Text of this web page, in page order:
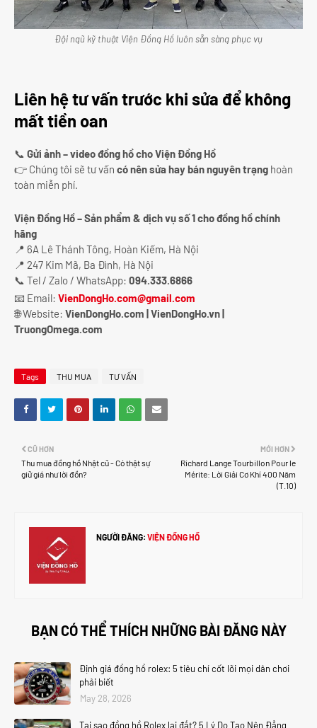
Đội ngũ kỹ thuật Viện Đồng Hồ luôn sẵn sàng phục vụ
Liên hệ tư vấn trước khi sửa để không
mất tiền oan
📞 Gửi ảnh – video đồng hồ cho Viện Đồng Hồ
👉 Chúng tôi sẽ tư vấn có nên sửa hay bán nguyên trạng hoàn
toàn miễn phí.
Viện Đồng Hồ – Sản phẩm & dịch vụ số 1 cho đồng hồ chính
hãng
📍 6A Lê Thánh Tông, Hoàn Kiếm, Hà Nội
📍 247 Kim Mã, Ba Đình, Hà Nội
📞 Tel / Zalo / WhatsApp: 094.333.6866
📧 Email: VienDongHo.com@gmail.com
🌐 Website: VienDongHo.com | VienDongHo.vn |
TruongOmega.com
Tags THU MUA TƯ VẤN
MỚI HƠN
Richard Lange Tourbillon Pour le
Mérite: Lời Giải Cơ Khí 400 Năm
(T.10)
CŨ HƠN
Thu mua đồng hồ Nhật cũ - Có thật sự
giữ giá như lời đồn?
NGƯỜI ĐĂNG: VIỆN ĐỒNG HỒ
BẠN CÓ THỂ THÍCH NHỮNG BÀI ĐĂNG NÀY
Định giá đồng hồ rolex: 5 tiêu chí cốt lõi mọi dân chơi
phải biết
May 28, 2026
Tại sao đồng hồ Rolex lại đắt? 5 Lý Do Tạo Nên Đẳng